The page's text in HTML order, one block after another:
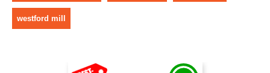
westford mill